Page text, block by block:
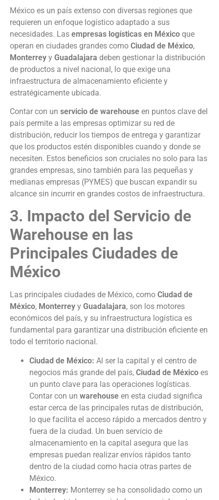
México es un país extenso con diversas regiones que
requieren un enfoque logístico adaptado a sus
necesidades. Las empresas logísticas en México que
operan en ciudades grandes como Ciudad de México,
Monterrey y Guadalajara deben gestionar la distribución
de productos a nivel nacional, lo que exige una
infraestructura de almacenamiento eficiente y
estratégicamente ubicada.
Contar con un servicio de warehouse en puntos clave del
país permite a las empresas optimizar su red de
distribución, reducir los tiempos de entrega y garantizar
que los productos estén disponibles cuando y donde se
necesiten. Estos beneficios son cruciales no solo para las
grandes empresas, sino también para las pequeñas y
medianas empresas (PYMES) que buscan expandir su
alcance sin incurrir en grandes costos de infraestructura.
3. Impacto del Servicio de
Warehouse en las
Principales Ciudades de
México
Las principales ciudades de México, como Ciudad de
México, Monterrey y Guadalajara, son los motores
económicos del país, y su infraestructura logística es
fundamental para garantizar una distribución eficiente en
todo el territorio nacional.
Ciudad de México: Al ser la capital y el centro de
negocios más grande del país, Ciudad de México es
un punto clave para las operaciones logísticas.
Contar con un warehouse en esta ciudad significa
estar cerca de las principales rutas de distribución,
lo que facilita el acceso rápido a mercados dentro y
fuera de la ciudad. Un buen servicio de
almacenamiento en la capital asegura que las
empresas puedan realizar envíos rápidos tanto
dentro de la ciudad como hacia otras partes de
México.
Monterrey: Monterrey se ha consolidado como un